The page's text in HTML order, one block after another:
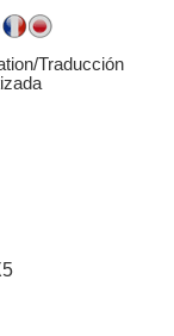
Traducción